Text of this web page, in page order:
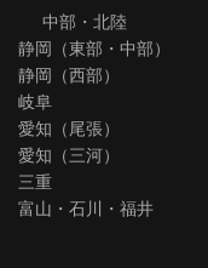
中部・北陸
静岡（東部・中部）
静岡（西部）
岐阜
愛知（尾張）
愛知（三河）
三重
富山・石川・福井